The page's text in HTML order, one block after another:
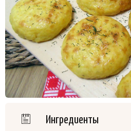
Ингредиенты